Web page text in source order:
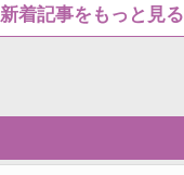
新着記事をもっと見る